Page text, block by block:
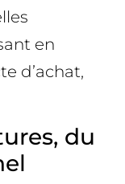
en
d’achat,
du